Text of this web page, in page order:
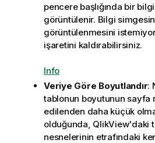
pencere başlığında bir
görüntülenir. Bilgi
görüntülenmesini
işaretini kaldırabilirsiniz.
Info
Veriye Göre Boyutlandır:
tablonun boyutunun sayfa
edilenden daha küçük
olduğunda, QlikView'daki
nesnelerinin etrafındaki